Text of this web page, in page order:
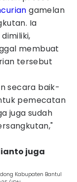
gamelan
Ia
membuat
tersebut
secara baik-
pemecatan
juga sudah
juga
Kabupaten Bantul